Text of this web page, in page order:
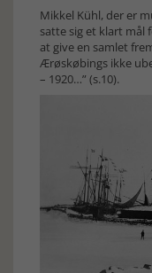
Mikkel Kühl, der er
satte sig et klart mål
at give en samlet
Ærøskøbings ikke
– 1920…” (s.10).